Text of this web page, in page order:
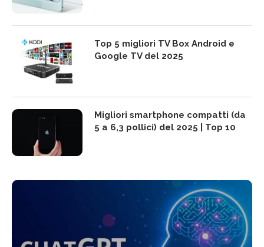
Top 5 migliori TV Box Android e
Google TV del 2025
Migliori smartphone compatti (da
5 a 6,3 pollici) del 2025 | Top 10